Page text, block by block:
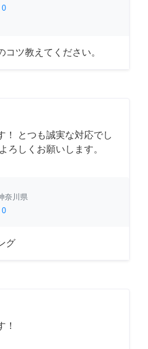
0
ツ教えてください。
！ とつも誠実な対応でし
ろしくお願いします。
奈川県
0
グ
！